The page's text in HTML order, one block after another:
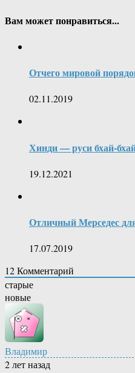
Вам может понравиться...
Отчего мировой
02.11.2019
Хинди — руси бхай-
19.12.2021
Отличный Мерседес
17.07.2019
12Комментарий
старые
новые
Владимир
2 лет назад